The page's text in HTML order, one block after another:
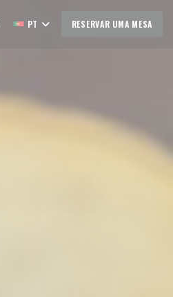
PT RESERVAR UMA MESA